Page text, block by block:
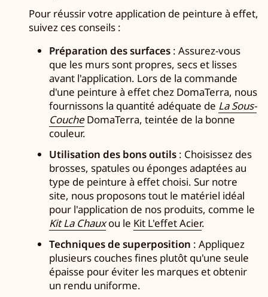
Pour réussir votre application de peinture à effet,
suivez ces conseils :
Préparation des surfaces: Assurez-vous
que les murs sont propres, secs et lisses
avant l'application. Lors de la commande
d'une peinture à effet chez DomaTerra, nous
fournissons la quantité adéquate de La Sous-
CoucheDomaTerra, teintée de la bonne
couleur.
Utilisation des bons outils: Choisissez des
brosses, spatules ou éponges adaptées au
type de peinture à effet choisi. Sur notre
site, nous proposons tout le matériel idéal
pour l'application de nos produits, comme le
Kit La Chauxou le Kit L'effet Acier.
Techniques de superposition : Appliquez
plusieurs couches fines plutôt qu'une seule
épaisse pour éviter les marques et obtenir
un rendu uniforme.